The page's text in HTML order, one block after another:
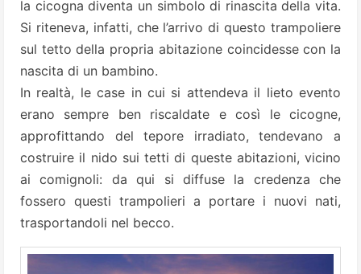
la cicogna diventa un simbolo di rinascita della vita.
Si riteneva, infatti, che l’arrivo di questo trampoliere
sul tetto della propria abitazione coincidesse con la
nascita di un bambino.
In realtà, le case in cui si attendeva il lieto evento
erano sempre ben riscaldate e così le cicogne,
approfittando del tepore irradiato, tendevano a
costruire il nido sui tetti di queste abitazioni, vicino
ai comignoli: da qui si diffuse la credenza che
fossero questi trampolieri a portare i nuovi nati,
trasportandoli nel becco.